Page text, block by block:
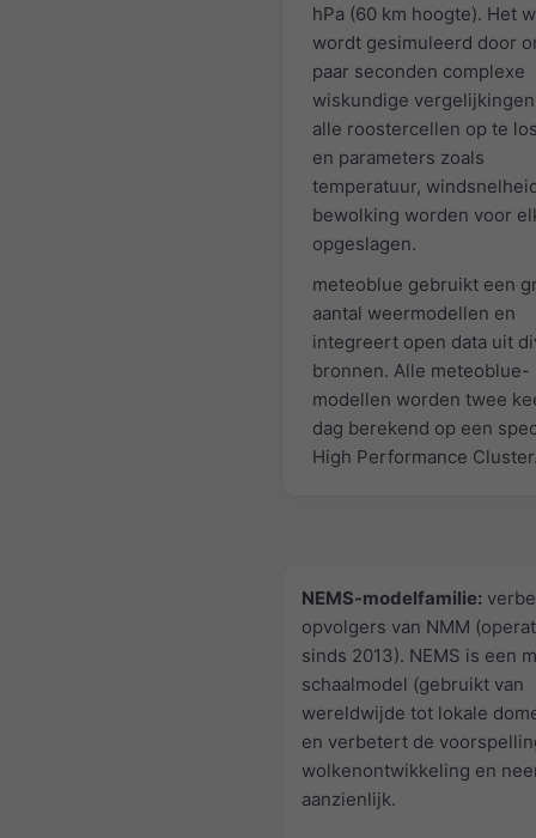
hPa (60 km hoogte). Het
wordt gesimuleerd door
paar seconden complexe
wiskundige
alle roostercellen op te
en parameters zoals
temperatuur,
bewolking worden voor
opgeslagen.
meteoblue gebruikt een
aantal weermodellen en
integreert open data uit
bronnen. Alle meteoblue-
modellen worden twee
dag berekend op een
High Performance
NEMS-modelfamilie:
opvolgers van NMM
sinds 2013). NEMS is een
schaalmodel (gebruikt van
wereldwijde tot lokale
en verbetert de
wolkenontwikkeling en
aanzienlijk.